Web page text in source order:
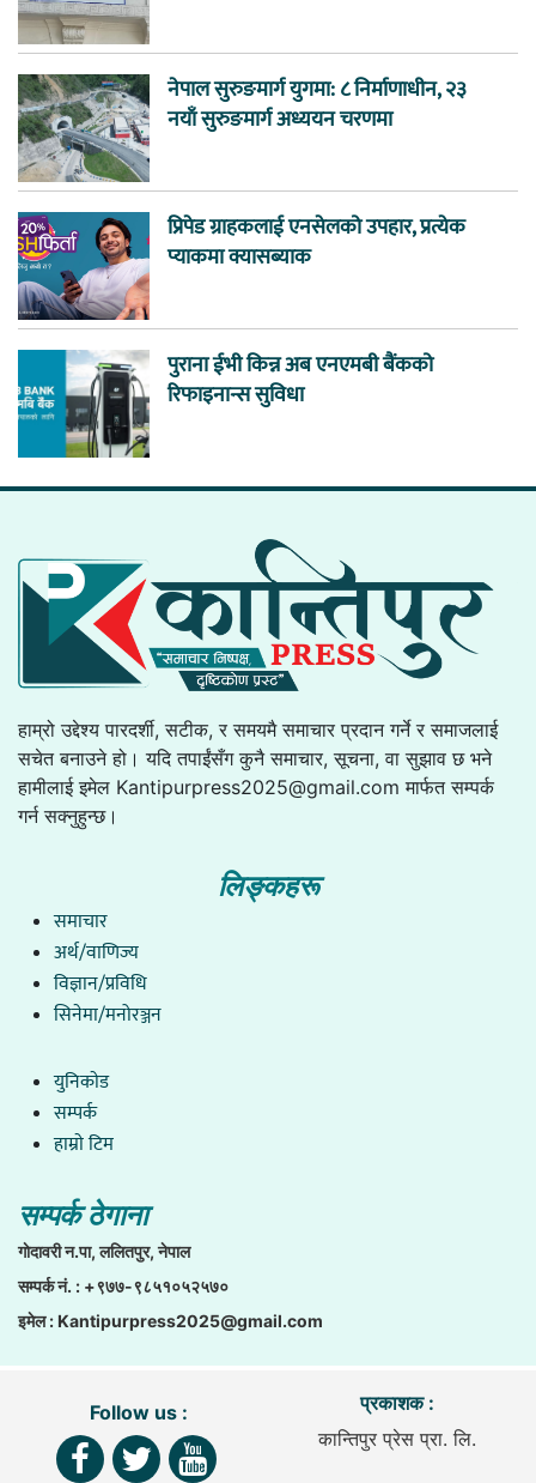
नेपाल सुरुङमार्ग युगमा: ८ निर्माणाधीन, २३
नयाँ सुरुङमार्ग अध्ययन चरणमा
प्रिपेड ग्राहकलाई एनसेलको उपहार, प्रत्येक
प्याकमा क्यासब्याक
पुराना ईभी किन्न अब एनएमबी बैंकको
रिफाइनान्स सुविधा
हाम्रो उद्देश्य पारदर्शी, सटीक, र समयमै समाचार प्रदान गर्ने र समाजलाई
सचेत बनाउने हो। यदि तपाईंसँग कुनै समाचार, सूचना, वा सुझाव छ भने
हामीलाई इमेल Kantipurpress2025@gmail.com मार्फत सम्पर्क
गर्न सक्नुहुन्छ।
लिङ्कहरू
समाचार
अर्थ/वाणिज्य
विज्ञान/प्रविधि
सिनेमा/मनोरञ्जन
युनिकाेड
सम्पर्क
हाम्राे टिम
सम्पर्क ठेगाना
गाेदावरी न.पा, ललितपुर, नेपाल
सम्पर्क नं. : +९७७-९८५१०५२५७०
इमेल :Kantipurpress2025@gmail.com
Follow us :
प्रकाशक :
कान्तिपुर प्रेस प्रा. लि.